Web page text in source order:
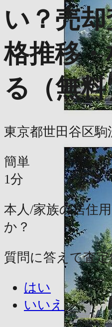
い？売
格推移
る（無
東京都世田谷区駒
簡単
1分
本人/家族の居住
か？
質問に答えて査
はい
いいえ